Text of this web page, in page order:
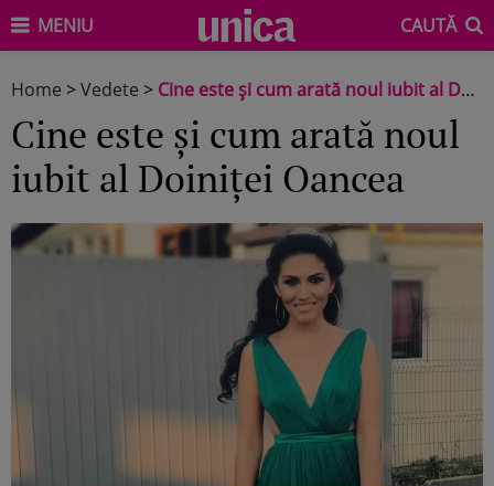
MENIU CAUTĂ
Home >Vedete > Cine este și cum arată noul iubit al Doiniței Oancea
Cine este și cum arată noul
iubit al Doiniței Oancea